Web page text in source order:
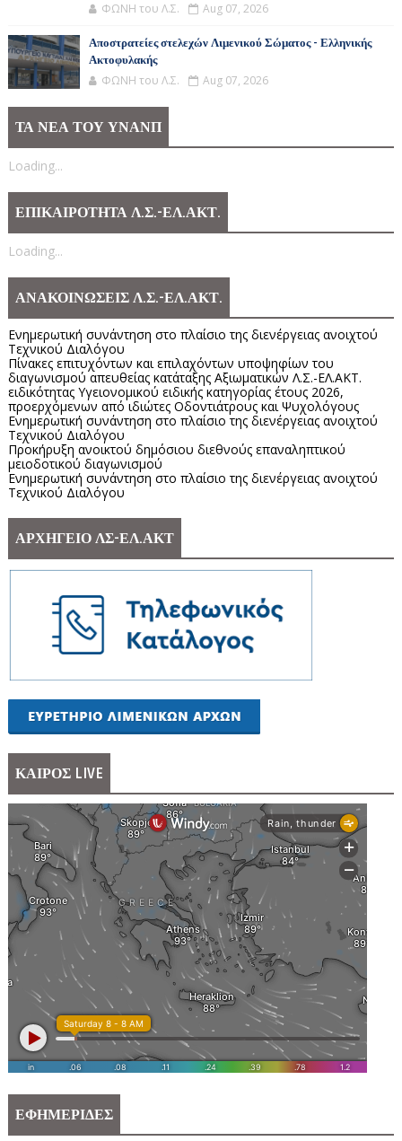
ΦΩΝΗ του Λ.Σ. Aug 07, 2026
Αποστρατείες στελεχών Λιμενικού Σώματος - Ελληνικής
Ακτοφυλακής
ΦΩΝΗ του Λ.Σ. Aug 07, 2026
ΤΑ ΝΕΑ ΤΟΥ ΥΝΑΝΠ
Loading...
ΕΠΙΚΑΙΡΟΤΗΤΑ Λ.Σ.-ΕΛ.ΑΚΤ.
Loading...
ΑΝΑΚΟΙΝΩΣΕΙΣ Λ.Σ.-ΕΛ.ΑΚΤ.
Ενημερωτική συνάντηση στο πλαίσιο της διενέργειας ανοιχτού
Τεχνικού Διαλόγου
Πίνακες επιτυχόντων και επιλαχόντων υποψηφίων του
διαγωνισμού απευθείας κατάταξης Αξιωματικών Λ.Σ.-ΕΛ.ΑΚΤ.
ειδικότητας Υγειονομικού ειδικής κατηγορίας έτους 2026,
προερχόμενων από ιδιώτες Οδοντιάτρους και Ψυχολόγους
Ενημερωτική συνάντηση στο πλαίσιο της διενέργειας ανοιχτού
Τεχνικού Διαλόγου
Προκήρυξη ανοικτού δημόσιου διεθνούς επαναληπτικού
μειοδοτικού διαγωνισμού
Ενημερωτική συνάντηση στο πλαίσιο της διενέργειας ανοιχτού
Τεχνικού Διαλόγου
ΑΡΧΗΓΕΙΟ ΛΣ-ΕΛ.ΑΚΤ
ΚΑΙΡΟΣ LIVE
ΕΦΗΜΕΡΙΔΕΣ